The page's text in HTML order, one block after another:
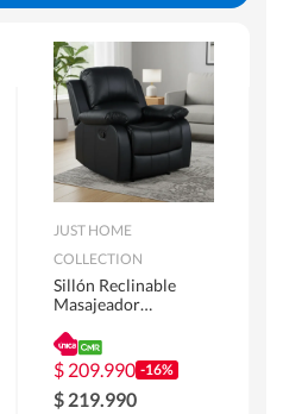
Racks y Muebles TV
JUST HOME
COLLECTION
Sillón Reclinable
Masajeador
Atlanta 91x101x94
cm Negro
$ 209.990 -16%
$ 219.990